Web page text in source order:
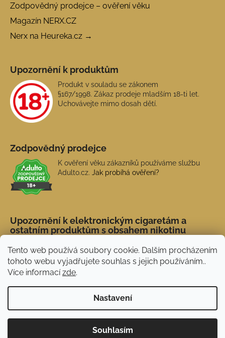
Tento web používá soubory cookie. Dalším procházením
tohoto webu vyjadřujete souhlas s jejich používáním..
Více informacízde.
Nastavení
Souhlasím
Novinka: Akční doprava s PPL od 45 Kč. Při
nákupu nad 1 500 Kč doprava ZDARMA.
Zodpovědný prodejce – ověření věku
Magazín NERX.CZ
Nerx na Heureka.cz →
Upozornění k produktům
Produkt v souladu se zákonem
§167/1998. Zákaz prodeje mladším 18-ti let.
Uchovávejte mimo dosah dětí.
Zodpovědný prodejce
K ověření věku zákazníků používáme službu
Adulto.cz. Jak probíhá ověření?
Upozornění k elektronickým cigaretám a
ostatním produktům s obsahem nikotinu
Vytvořil Shoptet
NERX.CZ. Všechna práva vyhrazena.